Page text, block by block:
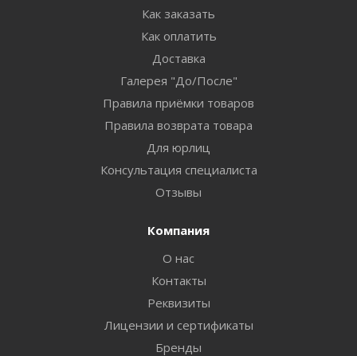
Как заказать
Как оплатить
Доставка
Галерея "До/После"
Правила приёмки товаров
Правила возврата товара
Для юрлиц
Консультация специалиста
Отзывы
Компания
О нас
Контакты
Реквизиты
Лицензии и сертификаты
Бренды